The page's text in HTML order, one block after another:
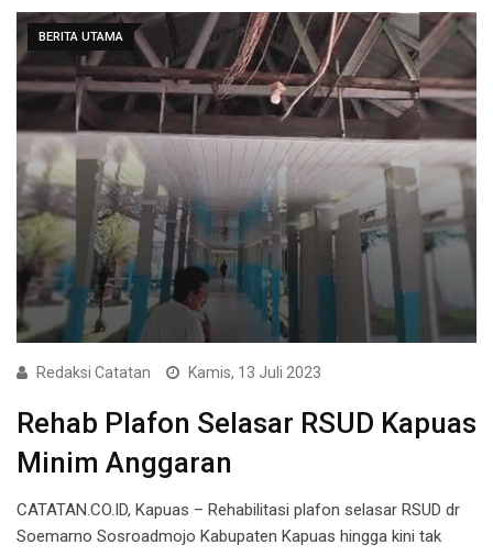
BERITA UTAMA
Redaksi Catatan Kamis, 13 Juli 2023
Rehab Plafon Selasar RSUD Kapuas
Minim Anggaran
CATATAN.CO.ID, Kapuas – Rehabilitasi plafon selasar RSUD dr
Soemarno Sosroadmojo Kabupaten Kapuas hingga kini tak